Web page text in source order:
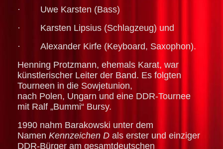
· Uwe Karsten (Bass)
· Karsten Lipsius (Schlagzeug) und
· Alexander Kirfe (Keyboard, Saxophon).
Henning Protzmann, ehemals Karat, war
künstlerischer Leiter der Band. Es folgten
Tourneen in die Sowjetunion,
nach Polen, Ungarn und eine DDR-Tournee
mit Ralf „Bummi“ Bursy.
1990 nahm Barakowski unter dem
Namen Kennzeichen D als erster und einziger
DDR-Bürger am gesamtdeutschen